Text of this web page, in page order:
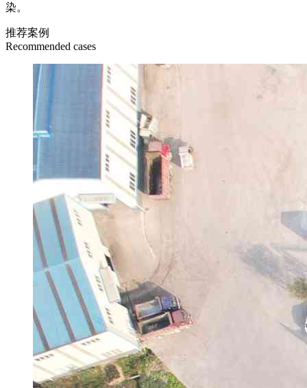
染。
推荐案例
Recommended cases